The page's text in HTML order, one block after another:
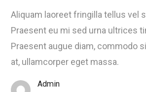
Aliquam laoreet fringilla tellus vel
Praesent eu mi sed urna ultrices
Praesent augue diam, commodo
at, ullamcorper eget massa.
Admin